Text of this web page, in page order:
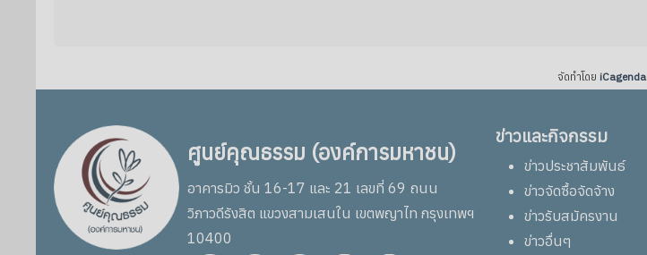
จัดทำโดย iCagenda
ศูนย์คุณธรรม (องค์การมหาชน)
อาคารมิว ชั้น 16-17 และ 21 เลขที่ 69 ถนน
วิภาวดีรังสิต แขวงสามเสนใน เขตพญาไท กรุงเทพฯ
10400
ข่าวและกิจกรรม
ข่าวประชาสัมพันธ์
ข่าวจัดซื้อจัดจ้าง
ข่าวรับสมัครงาน
ข่าวอื่นๆ